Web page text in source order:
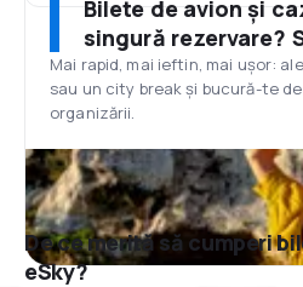
Bilete de avion și
singură rezervare?
Mai rapid, mai ieftin, mai ușor:
sau un city break și bucură-te
organizării.
De ce merită să cumperi
eSky?